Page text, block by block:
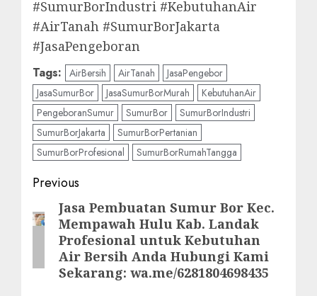
#SumurBorIndustri #KebutuhanAir
#AirTanah #SumurBorJakarta
#JasaPengeboran
Tags: AirBersih AirTanah
JasaPengebor
JasaSumurBor
JasaSumurBorMurah
KebutuhanAir
PengeboranSumur
SumurBor
SumurBorIndustri
SumurBorJakarta
SumurBorPertanian
SumurBorProfesional
SumurBorRumahTangga
Post
navigation
Previous
Previous
post:
Jasa Pembuatan Sumur Bor Kec.
Mempawah Hulu Kab. Landak
Profesional untuk Kebutuhan
Air Bersih Anda Hubungi Kami
Sekarang: wa.me/6281804698435